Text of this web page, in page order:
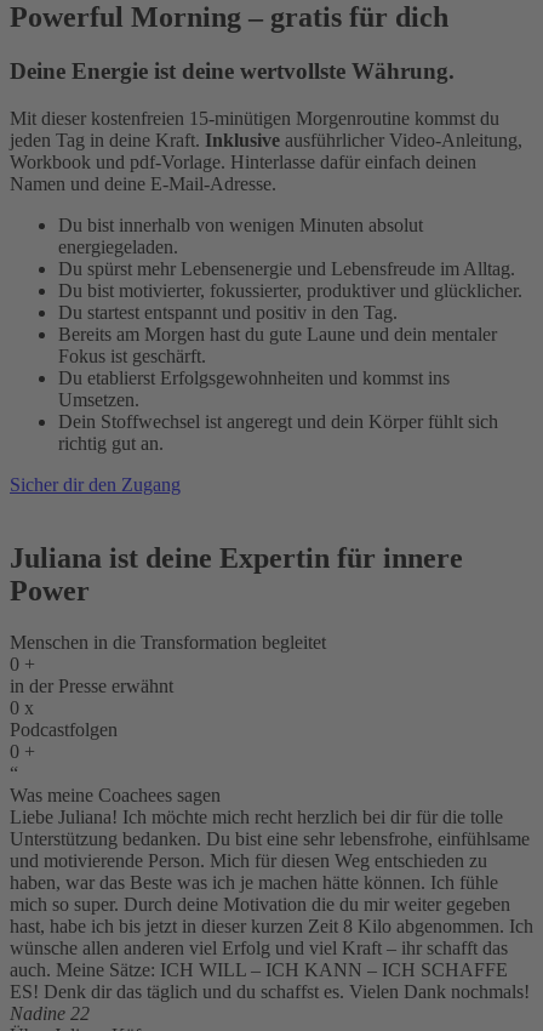
Powerful Morning – gratis für dich
Deine Energie ist deine wertvollste Währung.
Mit dieser kostenfreien 15-minütigen Morgenroutine kommst du
jeden Tag in deine Kraft. Inklusive ausführlicher Video-Anleitung,
Workbook und pdf-Vorlage. Hinterlasse dafür einfach deinen
Namen und deine E-Mail-Adresse.
Du bist innerhalb von wenigen Minuten absolut
energiegeladen.
Du spürst mehr Lebensenergie und Lebensfreude im Alltag.
Du bist motivierter, fokussierter, produktiver und glücklicher.
Du startest entspannt und positiv in den Tag.
Bereits am Morgen hast du gute Laune und dein mentaler
Fokus ist geschärft.
Du etablierst Erfolgsgewohnheiten und kommst ins
Umsetzen.
Dein Stoffwechsel ist angeregt und dein Körper fühlt sich
richtig gut an.
Sicher dir den Zugang
Juliana ist deine Expertin für innere
Power
Menschen in die Transformation begleitet
0 +
in der Presse erwähnt
0 x
Podcastfolgen
0 +
“
Was meine Coachees sagen
Liebe Juliana! Ich möchte mich recht herzlich bei dir für die tolle
Unterstützung bedanken. Du bist eine sehr lebensfrohe, einfühlsame
und motivierende Person. Mich für diesen Weg entschieden zu
haben, war das Beste was ich je machen hätte können. Ich fühle
mich so super. Durch deine Motivation die du mir weiter gegeben
hast, habe ich bis jetzt in dieser kurzen Zeit 8 Kilo abgenommen. Ich
wünsche allen anderen viel Erfolg und viel Kraft – ihr schafft das
auch. Meine Sätze: ICH WILL – ICH KANN – ICH SCHAFFE
ES! Denk dir das täglich und du schaffst es. Vielen Dank nochmals!
Nadine 22